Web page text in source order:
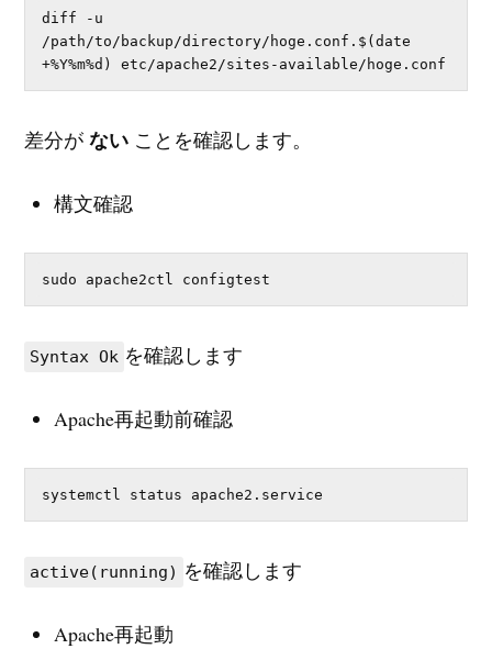
diff -u
/path/to/backup/directory/hoge.conf.$(date
+%Y%m%d) etc/apache2/sites-available/hoge.conf
差分がない ことを確認します。
構文確認
sudo apache2ctl configtest
Syntax Ok を確認します
Apache再起動前確認
systemctl status apache2.service
active(running) を確認します
Apache再起動